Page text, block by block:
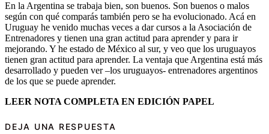
En la Argentina se trabaja bien, son buenos. Son buenos o malos
según con qué comparás también pero se ha evolucionado. Acá en
Uruguay he venido muchas veces a dar cursos a la Asociación de
Entrenadores y tienen una gran actitud para aprender y para ir
mejorando. Y he estado de México al sur, y veo que los uruguayos
tienen gran actitud para aprender. La ventaja que Argentina está más
desarrollado y pueden ver –los uruguayos- entrenadores argentinos
de los que se puede aprender.
LEER NOTA COMPLETA EN EDICIÓN PAPEL
DEJA UNA RESPUESTA